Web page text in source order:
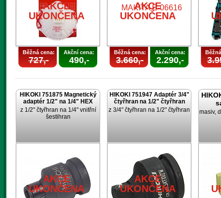
AKCE
UKONČENA
Běžná cena:
727,-
Akční cena:
490,-
AKCE
UKONČENA
Běžná cena:
3.660,-
Akční cena:
2.290,-
HIKOKI 751875 Magnetický
adaptér 1/2" na 1/4" HEX
z 1/2" čtyřhran na 1/4" vnitřní
šestihran
AKCE
UKONČENA
HIKOKI 751947 Adaptér 3/4"
čtyřhran na 1/2" čtyřhran
z 3/4" čtyřhran na 1/2" čtyřhran
AKCE
UKONČENA
masiv,